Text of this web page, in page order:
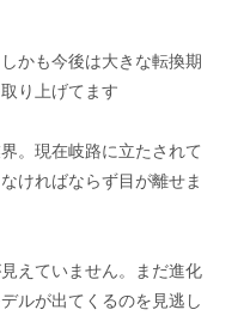
かも今後は大きな転換期
り上げてます
。現在岐路に立たされて
ければならず目が離せま
えていません。まだ進化
ルが出てくるのを見逃し